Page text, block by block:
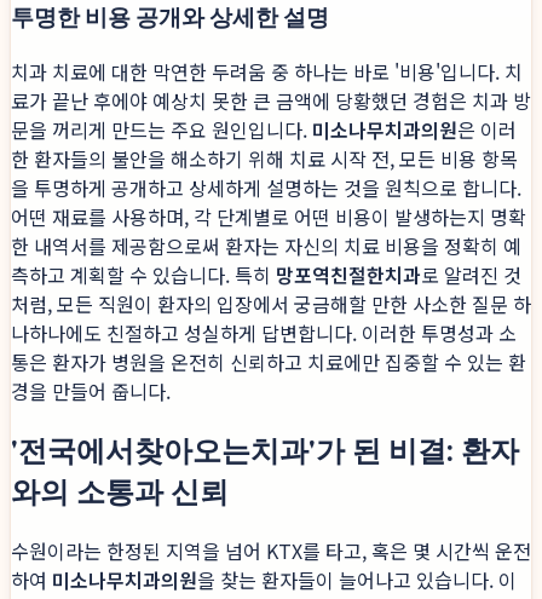
투명한 비용 공개와 상세한 설명
치과 치료에 대한 막연한 두려움 중 하나는 바로 '비용'입니다. 치
료가 끝난 후에야 예상치 못한 큰 금액에 당황했던 경험은 치과 방
문을 꺼리게 만드는 주요 원인입니다. 미소나무치과의원은 이러
한 환자들의 불안을 해소하기 위해 치료 시작 전, 모든 비용 항목
을 투명하게 공개하고 상세하게 설명하는 것을 원칙으로 합니다.
어떤 재료를 사용하며, 각 단계별로 어떤 비용이 발생하는지 명확
한 내역서를 제공함으로써 환자는 자신의 치료 비용을 정확히 예
측하고 계획할 수 있습니다. 특히 망포역친절한치과로 알려진 것
처럼, 모든 직원이 환자의 입장에서 궁금해할 만한 사소한 질문 하
나하나에도 친절하고 성실하게 답변합니다. 이러한 투명성과 소
통은 환자가 병원을 온전히 신뢰하고 치료에만 집중할 수 있는 환
경을 만들어 줍니다.
'전국에서찾아오는치과'가 된 비결: 환자
와의 소통과 신뢰
수원이라는 한정된 지역을 넘어 KTX를 타고, 혹은 몇 시간씩 운전
하여 미소나무치과의원을 찾는 환자들이 늘어나고 있습니다. 이